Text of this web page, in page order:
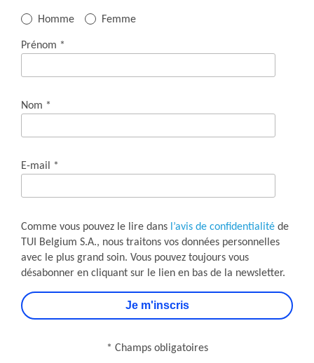
GenreHomme Femme
Prénom *
*
Nom *
*
E-mail *
mail
Comme vous pouvez le lire dans l’avis de confidentialité de
TUI Belgium S.A., nous traitons vos données personnelles
avec le plus grand soin. Vous pouvez toujours vous
désabonner en cliquant sur le lien en bas de la newsletter.
Je m'inscris
* Champs obligatoires